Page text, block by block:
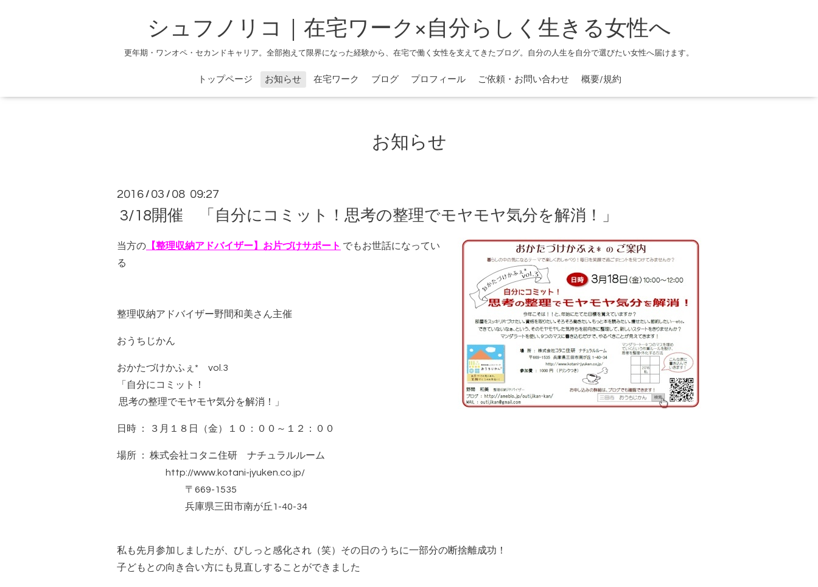
シュフノリコ｜在宅ワーク×自分らしく生きる女性へ
更年期・ワンオペ・セカンドキャリア。全部抱えて限界になった経験から、在宅で働く女性を支えてきたブログ。自分の人生を自分で選びたい女性へ届けます。
トップページ お知らせ 在宅ワーク ブログ プロフィール ご依頼・お問い合わせ 概要/規約
お知らせ
2016 / 03 / 08 09:27
3/18開催 「自分にコミット！思考の整理でモヤモヤ気分を解消！」
当方の 【整理収納アドバイザー】お片づけサポート でもお世話になってい
る
整理収納アドバイザー野間和美さん主催
おうちじかん
おかたづけかふぇ* vol.3
「自分にコミット！
思考の整理でモヤモヤ気分を解消！」
日時 ： ３月１８日（金）１０：００～１２：００
場所 ： 株式会社コタニ住研 ナチュラルルーム
http://www.kotani-jyuken.co.jp/
〒669-1535
兵庫県三田市南が丘1-40-34
私も先月参加しましたが、びしっと感化され（笑）その日のうちに一部分の断捨離成功！
子どもとの向き合い方にも見直しすることができました